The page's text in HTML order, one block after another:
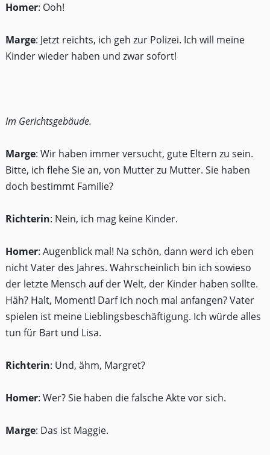
Homer: Ooh!
Marge: Jetzt reichts, ich geh zur Polizei. Ich will meine
Kinder wieder haben und zwar sofort!
Im Gerichtsgebäude.
Marge: Wir haben immer versucht, gute Eltern zu sein.
Bitte, ich flehe Sie an, von Mutter zu Mutter. Sie haben
doch bestimmt Familie?
Richterin: Nein, ich mag keine Kinder.
Homer: Augenblick mal! Na schön, dann werd ich eben
nicht Vater des Jahres. Wahrscheinlich bin ich sowieso
der letzte Mensch auf der Welt, der Kinder haben sollte.
Häh? Halt, Moment! Darf ich noch mal anfangen? Vater
spielen ist meine Lieblingsbeschäftigung. Ich würde alles
tun für Bart und Lisa.
Richterin: Und, ähm, Margret?
Homer: Wer? Sie haben die falsche Akte vor sich.
Marge: Das ist Maggie.